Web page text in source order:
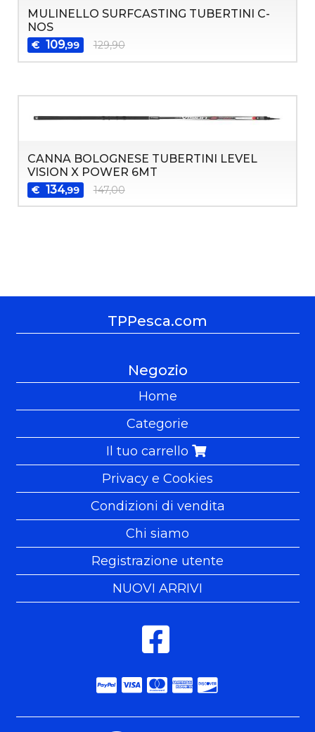
MULINELLO SURFCASTING TUBERTINI C-
NOS
€ 109,99 129,90
CANNA BOLOGNESE TUBERTINI LEVEL
VISION X POWER 6MT
€ 134,99 147,00
TPPesca.com
Negozio
Home
Categorie
Il tuo carrello
Privacy e Cookies
Condizioni di vendita
Chi siamo
Registrazione utente
NUOVI ARRIVI